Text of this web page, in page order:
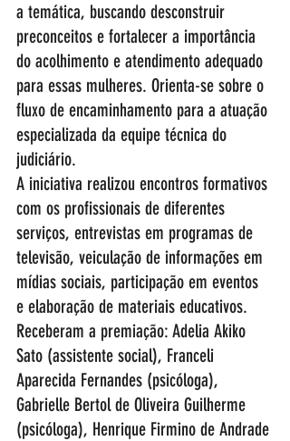
a temática, buscando desconstruir
preconceitos e fortalecer a importância
do acolhimento e atendimento adequado
para essas mulheres. Orienta-se sobre o
fluxo de encaminhamento para a atuação
especializada da equipe técnica do
judiciário.
A iniciativa realizou encontros formativos
com os profissionais de diferentes
serviços, entrevistas em programas de
televisão, veiculação de informações em
mídias sociais, participação em eventos
e elaboração de materiais educativos.
Receberam a premiação: Adelia Akiko
Sato (assistente social), Franceli
Aparecida Fernandes (psicóloga),
Gabrielle Bertol de Oliveira Guilherme
(psicóloga), Henrique Firmino de Andrade